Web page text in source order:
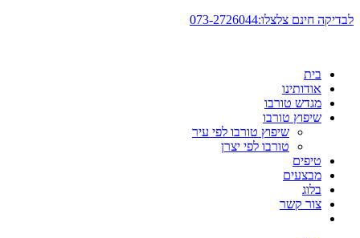
דלג
לבדיקה חינם צלצלו:073-2726044
בית
אודותינו
מגדש טורבו
שיפוץ טורבו
שיפוץ טורבו לפי עיר
טורבו לפי יצרן
טיפים
מבצעים
בלוג
צור קשר